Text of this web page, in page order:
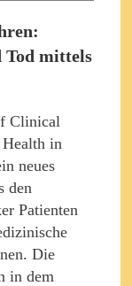
Tod mittels
Clinical
in
neues
den
Patienten
Die
in dem